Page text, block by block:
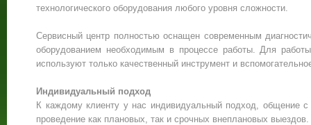
технологического оборудования любого уровня сложности.
Сервисный центр полностью оснащен современным
оборудованием необходимым в процессе работы. Для
используют только качественный инструмент и
Индивидуальный подход
К каждому клиенту у нас индивидуальный подход, общение
проведение как плановых, так и срочных внеплановых выездов.